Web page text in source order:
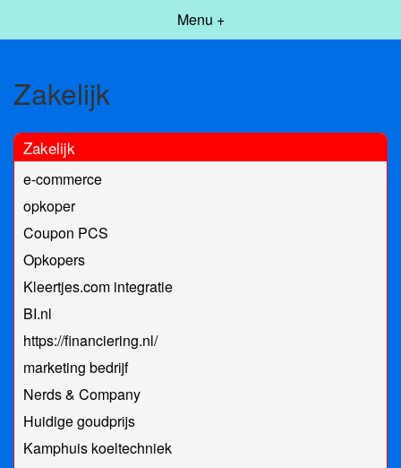
Menu +
Zakelijk
Zakelijk
e-commerce
opkoper
Coupon PCS
Opkopers
Kleertjes.com integratie
BI.nl
https://financiering.nl/
marketing bedrijf
Nerds & Company
Huidige goudprijs
Kamphuis koeltechniek